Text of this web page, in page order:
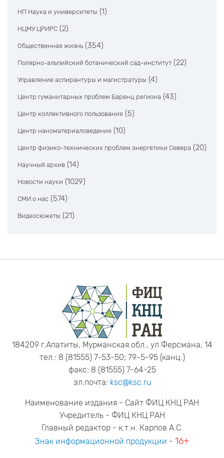
НП Наука и университеты (1)
НЦМУ ЦРИРС (2)
Общественная жизнь (354)
Полярно-альпийский ботанический сад-институт (22)
Управление аспирантуры и магистратуры (4)
Центр гуманитарных проблем Баренц региона (43)
Центр коллективного пользования (5)
Центр наноматериаловедения (10)
Центр физико-технических проблем энергетики Севера (20)
Научный архив (14)
Новости науки (1029)
СМИ о нас (574)
Видеосюжеты (21)
184209 г.Апатиты, Мурманская обл., ул.Ферсмана, 14
тел.: 8 (81555) 7-53-50; 79-5-95 (канц.)
факс: 8 (81555) 7-64-25
эл.почта: ksc@ksc.ru
Наименование издания - Сайт ФИЦ КНЦ РАН
Учредитель - ФИЦ КНЦ РАН
Главный редактор - к.т.н. Карпов А.С.
Знак информационной продукции - 16+